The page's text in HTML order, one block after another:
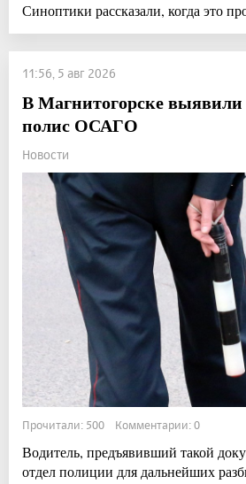
Синоптики рассказали, когда это
11:56, 5 авг 2026
В Магнитогорске
полис ОСАГО
Новости
Прочитали: 500 Комментарии: 0
Водитель, предъявивший такой
отдел полиции для дальнейших